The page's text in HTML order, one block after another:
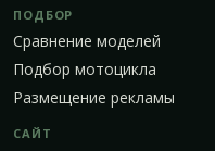
ПОДБОР
Сравнение моделей
Подбор мотоцикла
Размещение рекламы
САЙТ